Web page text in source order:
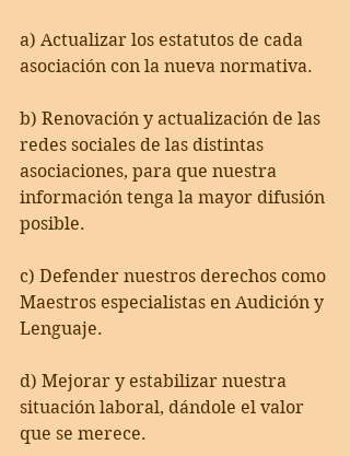
a) Actualizar los estatutos de cada
asociación con la nueva normativa.
b) Renovación y actualización de las
redes sociales de las distintas
asociaciones, para que nuestra
información tenga la mayor difusión
posible.
c) Defender nuestros derechos como
Maestros especialistas en Audición y
Lenguaje.
d) Mejorar y estabilizar nuestra
situación laboral, dándole el valor
que se merece.